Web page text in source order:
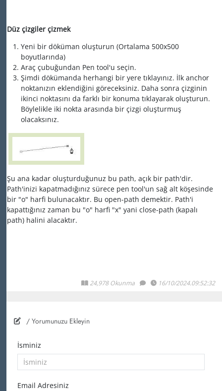
Düz çizgiler çizmek
Yeni bir döküman oluşturun (Ortalama 500x500
boyutlarında)
Araç çubuğundan Pen tool'u seçin.
Şimdi dökümanda herhangi bir yere tıklayınız. İlk anchor
noktanızın eklendiğini göreceksiniz. Daha sonra çizginin
ikinci noktasını da farklı bir konuma tıklayarak oluşturun.
Böylelikle iki nokta arasında bir çizgi oluşturmuş
olacaksınız.
Şu ana kadar oluşturduğunuz bu path, açık bir path'dir.
Path'inizi kapatmadığınız sürece pen tool'un sağ alt köşesinde
bir "o" harfi bulunacaktır. Bu open-path demektir. Path'i
kapattığınız zaman bu "o" harfi "x" yani close-path (kapalı
path) halini alacaktır.
24,978 Okunma 16/10/2024.09:52:32
/ Yorumunuzu Ekleyin
İsminiz
Email Adresiniz